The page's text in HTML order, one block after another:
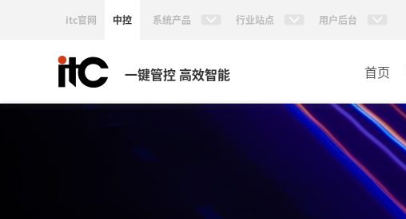
itc官网 中控 系统产品 行业站点 用户后台
一键管控 高效智能 首页